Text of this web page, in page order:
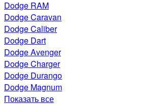
Dodge RAM
Dodge Caravan
Dodge Caliber
Dodge Dart
Dodge Avenger
Dodge Charger
Dodge Durango
Dodge Magnum
Показать все